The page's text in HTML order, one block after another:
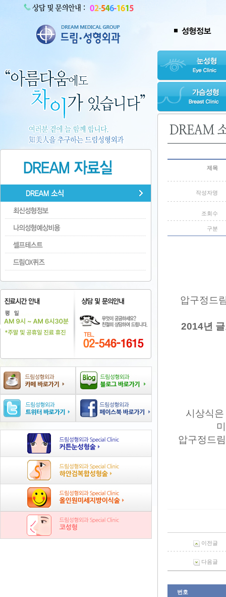
제목
작성자명
조회수
구분
압구정드
2014년
시상식
압구정드
이전글
다음글
번호